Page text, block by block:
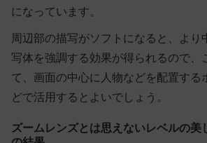
になっています。
周辺部の描写がソフトになると、より
写体を強調する効果が得られるので、
て、画面の中心に人物などを配置する
どで活用するとよいでしょう。
ズームレンズとは思えないレベルの美